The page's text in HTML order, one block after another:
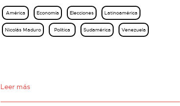
América Economía Elecciones Latinoamérica
Nicolás Maduro Política Sudamérica Venezuela
Leer más